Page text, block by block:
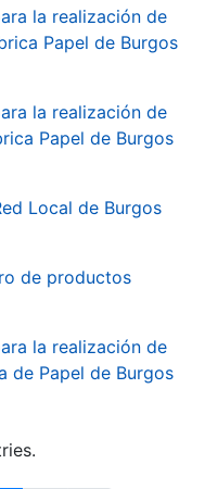
la realización de
Papel de Burgos
la realización de
Papel de Burgos
Local de Burgos
de productos
la realización de
de Papel de Burgos